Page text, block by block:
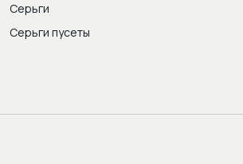
Серьги
Серьги пусеты